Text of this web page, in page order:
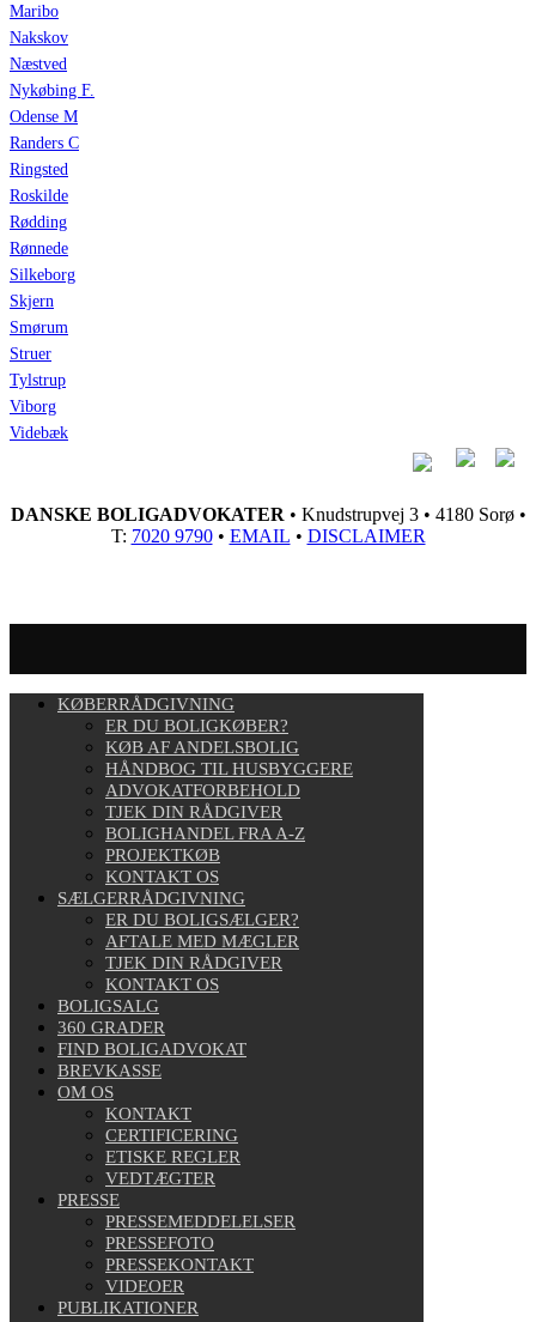
Maribo
Nakskov
Næstved
Nykøbing F.
Odense M
Randers C
Ringsted
Roskilde
Rødding
Rønnede
Silkeborg
Skjern
Smørum
Struer
Tylstrup
Viborg
Videbæk
DANSKE BOLIGADVOKATER • Knudstrupvej 3 • 4180 Sorø •
T: 7020 9790• EMAIL • DISCLAIMER
KØBERRÅDGIVNING
ER DU BOLIGKØBER?
KØB AF ANDELSBOLIG
HÅNDBOG TIL HUSBYGGERE
ADVOKATFORBEHOLD
TJEK DIN RÅDGIVER
BOLIGHANDEL FRA A-Z
PROJEKTKØB
KONTAKT OS
SÆLGERRÅDGIVNING
ER DU BOLIGSÆLGER?
AFTALE MED MÆGLER
TJEK DIN RÅDGIVER
KONTAKT OS
BOLIGSALG
360 GRADER
FIND BOLIGADVOKAT
BREVKASSE
OM OS
KONTAKT
CERTIFICERING
ETISKE REGLER
VEDTÆGTER
PRESSE
PRESSEMEDDELELSER
PRESSEFOTO
PRESSEKONTAKT
VIDEOER
PUBLIKATIONER